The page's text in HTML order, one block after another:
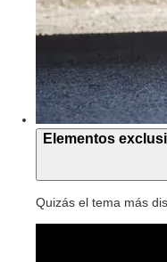
Elementos
Quizás el tema más